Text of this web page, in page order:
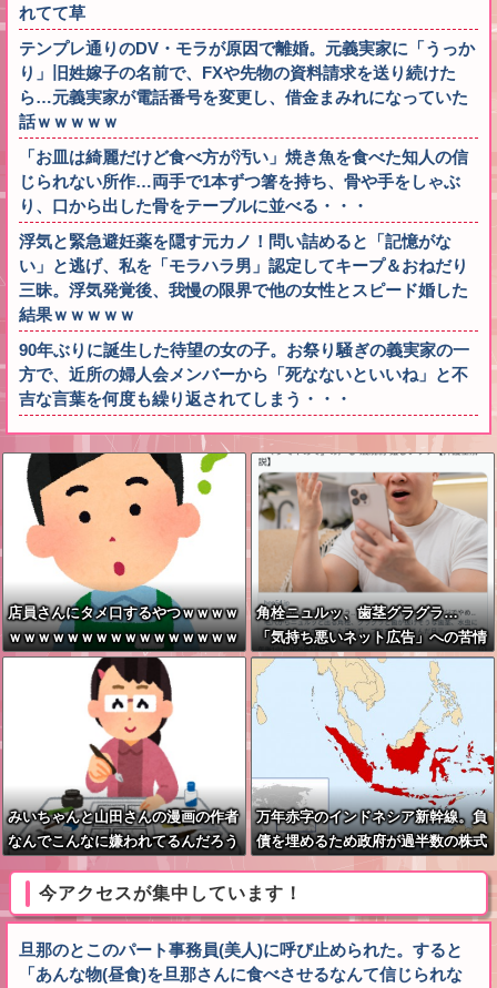
れてて草
テンプレ通りのDV・モラが原因で離婚。元義実家に「うっか
り」旧姓嫁子の名前で、FXや先物の資料請求を送り続けた
ら…元義実家が電話番号を変更し、借金まみれになっていた
話ｗｗｗｗｗ
「お皿は綺麗だけど食べ方が汚い」焼き魚を食べた知人の信
じられない所作…両手で1本ずつ箸を持ち、骨や手をしゃぶ
り、口から出した骨をテーブルに並べる・・・
浮気と緊急避妊薬を隠す元カノ！問い詰めると「記憶がな
い」と逃げ、私を「モラハラ男」認定してキープ＆おねだり
三昧。浮気発覚後、我慢の限界で他の女性とスピード婚した
結果ｗｗｗｗｗ
90年ぶりに誕生した待望の女の子。お祭り騒ぎの義実家の一
方で、近所の婦人会メンバーから「死なないといいね」と不
吉な言葉を何度も繰り返されてしまう・・・
店員さんにタメ口するやつｗｗｗｗ
ｗｗｗｗｗｗｗｗｗｗｗｗｗｗｗｗ
ｗｗｗｗ
角栓ニュルッ、歯茎グラグラ…
「気持ち悪いネット広告」への苦情
が急増
みいちゃんと山田さんの漫画の作者
なんでこんなに嫌われてるんだろう
万年赤字のインドネシア新幹線。負
債を埋めるため政府が過半数の株式
今アクセスが集中しています！
旦那のとこのパート事務員(美人)に呼び止められた。すると
「あんな物(昼食)を旦那さんに食べさせるなんて信じられな